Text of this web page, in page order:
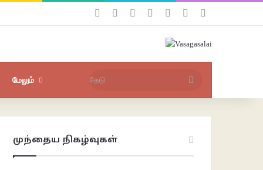
Facebook YouTubeInstagramபுகுபதிகைசீரற்ற பதிவுகள்
மேலும் தேடு
முந்தைய நிகழ்வுகள்